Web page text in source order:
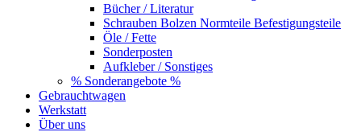
Bücher / Literatur
Schrauben Bolzen Normteile Befestigungsteile
Öle / Fette
Sonderposten
Aufkleber / Sonstiges
% Sonderangebote %
Gebrauchtwagen
Werkstatt
Über uns